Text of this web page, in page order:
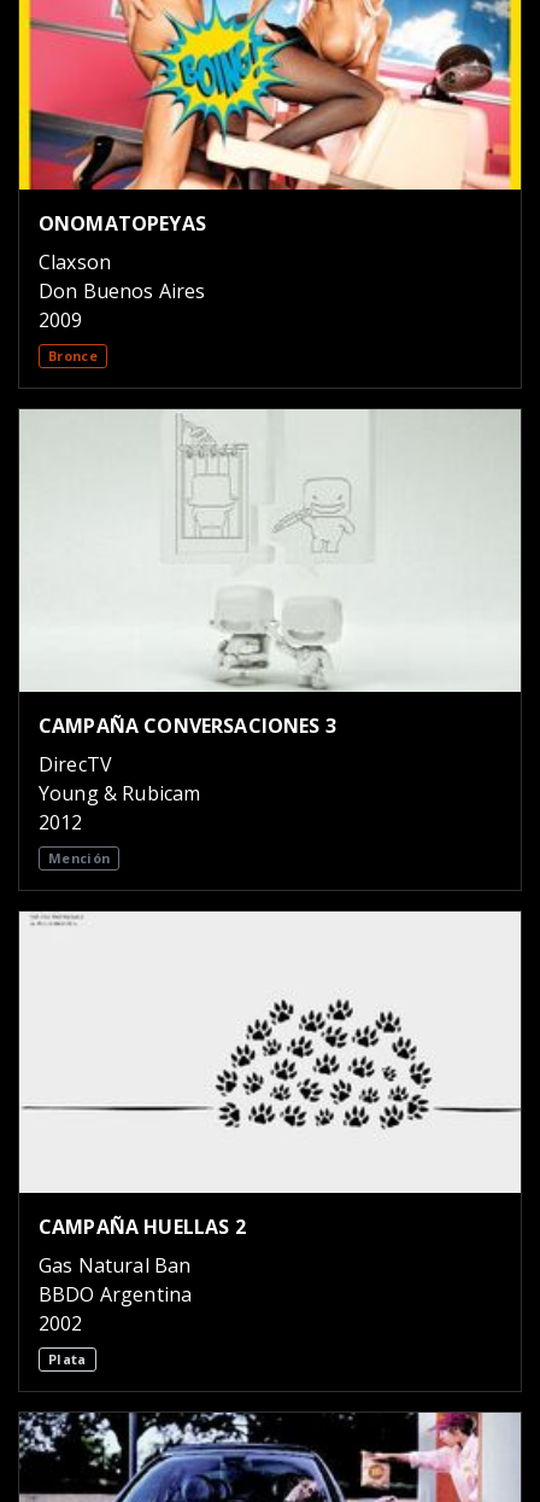
ONOMATOPEYAS
Claxson
Don Buenos Aires
2009
Bronce
CAMPAÑA CONVERSACIONES 3
DirecTV
Young & Rubicam
2012
Mención
CAMPAÑA HUELLAS 2
Gas Natural Ban
BBDO Argentina
2002
Plata